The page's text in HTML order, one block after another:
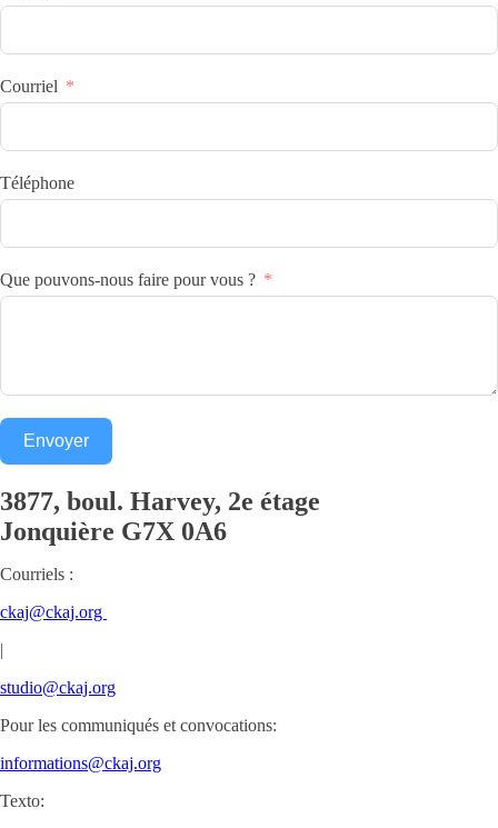
Courriel
Téléphone
Que pouvons-nous faire pour vous ?
Envoyer
3877, boul. Harvey, 2e étage
Jonquière G7X 0A6
Courriels :
ckaj@ckaj.org
|
studio@ckaj.org
Pour les communiqués et convocations:
informations@ckaj.org
Texto: